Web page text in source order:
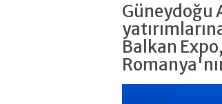
Güneydoğu
Balkan